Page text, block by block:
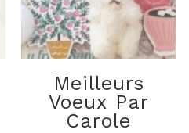
Meilleurs
Voeux Par
Carole